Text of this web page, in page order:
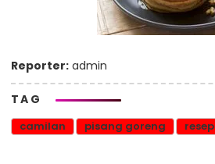
Reporter: admin
TAG
camilan pisang goreng resep